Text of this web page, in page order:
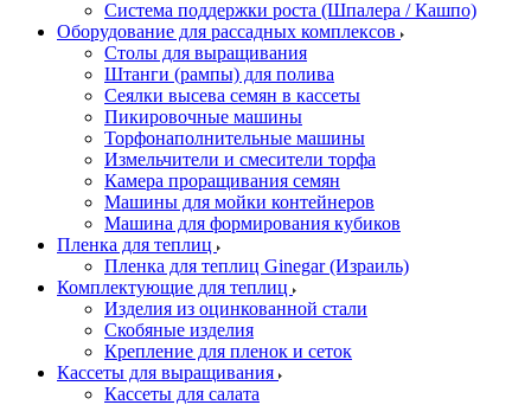
Система поддержки роста (Шпалера / Кашпо)
Оборудование для рассадных комплексов
Столы для выращивания
Штанги (рампы) для полива
Сеялки высева семян в кассеты
Пикировочные машины
Торфонаполнительные машины
Измельчители и смесители торфа
Камера проращивания семян
Машины для мойки контейнеров
Машина для формирования кубиков
Пленка для теплиц
Пленка для теплиц Ginegar (Израиль)
Комплектующие для теплиц
Изделия из оцинкованной стали
Скобяные изделия
Крепление для пленок и сеток
Кассеты для выращивания
Кассеты для салата